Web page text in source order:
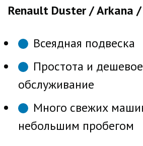
Renault Duster / Arkana
Всеядная подвеска
Простота и дешевое
обслуживание
Много свежих
небольшим пробегом